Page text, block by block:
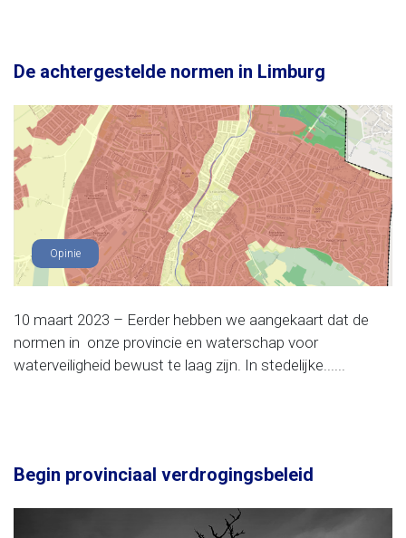
De achtergestelde normen in Limburg
Opinie
10 maart 2023 – Eerder hebben we aangekaart dat de
normen in onze provincie en waterschap voor
waterveiligheid bewust te laag zijn. In stedelijke......
Begin provinciaal verdrogingsbeleid